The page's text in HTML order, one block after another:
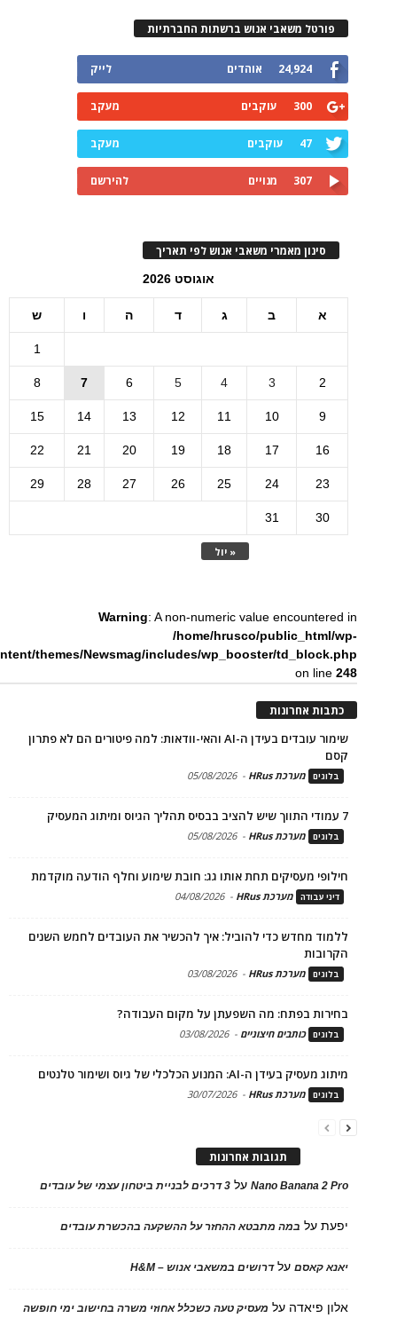
פורטל משאבי אנוש ברשתות החברתיות
24,924 אוהדים לייק
300 עוקבים מעקב
47 עוקבים מעקב
307 מנויים להירשם
סינון מאמרי משאבי אנוש לפי תאריך
אוגוסט 2026
א ב ג ד ה ו ש
« יול
1
2
3
4
5
6
7
8
9
10
11
12
13
14
15
16
17
18
19
20
21
22
23
24
25
26
27
28
29
30
31
Warning: A non-numeric value encountered in
/home/hrusco/public_html/wp-
themes/Newsmag/includes/wp_booster/td_block.php
on line248
כתבות אחרונות
שימור עובדים בעידן ה-AI והאי-וודאות: למה פיטורים הם לא פתרון
קסם
בלוגים מערכת HRus -
05/08/2026
7 עמודי התווך שיש להציב בבסיס תהליך הגיוס ומיתוג המעסיק
בלוגים מערכת HRus -
05/08/2026
חילופי מעסיקים תחת אותו גג: חובת שימוע וחלף הודעה מוקדמת
דיני עבודה מערכת HRus -
04/08/2026
ללמוד מחדש כדי להוביל: איך להכשיר את העובדים לחמש השנים
הקרובות
בלוגים מערכת HRus -
03/08/2026
בחירות בפתח: מה השפעתן על מקום העבודה?
בלוגים כותבים חיצוניים -
03/08/2026
מיתוג מעסיק בעידן ה-AI: המנוע הכלכלי של גיוס ושימור טלנטים
בלוגים מערכת HRus -
30/07/2026
תגובות אחרונות
Nano Banana 2 Proעל 3 דרכים לבניית ביטחון עצמי של עובדים
יפעתעל במה מתבטא ההחזר על ההשקעה בהכשרת עובדים
יאנא קאסםעלדרושים במשאבי אנוש – H&M
אלון פיאדה על מעסיק טעה כשכלל אחוזי משרה בחישוב ימי חופשה